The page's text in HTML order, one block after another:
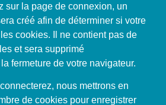
sur la page de connexion, un
créé afin de déterminer si votre
cookies. Il ne contient pas de
et sera supprimé
fermeture de votre navigateur.
nous mettrons en
de cookies pour enregistrer